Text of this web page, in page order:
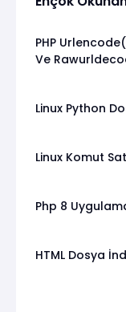
PHP
Ve
Linux Python
Linux Komut
Php 8
HTML Dosya